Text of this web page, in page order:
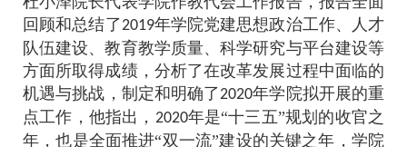
回顾和总结了2019年学院党建思想政治工作、人才
队伍建设、教育教学质量、科学研究与平台建设等
方面所取得成绩，分析了在改革发展过程中面临的
机遇与挑战，制定和明确了2020年学院拟开展的重
点工作，他指出， 2020年是“十三五”规划的收官之
年，也是全面推进“双一流”建设的关键之年，学院